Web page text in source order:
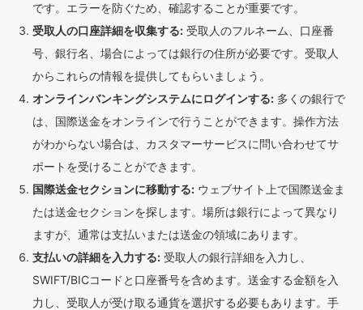
です。エラーを防ぐため、確認することが重要です。
受取人の口座詳細を収集する: 受取人のフルネーム、口座番
号、銀行名、場合によっては銀行の住所が必要です。受取人
からこれらの情報を提供してもらいましょう。
オンラインバンキングシステムにログインする: 多くの銀行で
は、国際送金をオンラインで行うことができます。操作方法
がわからない場合は、カスタマーサービスに問い合わせてサ
ポートを受けることができます。
国際送金セクションに移動する: ウェブサイト上で国際送金ま
たは送金セクションを探します。場所は銀行によって異なり
ますが、通常は支払いまたは送金の領域にあります。
支払いの詳細を入力する: 受取人の銀行詳細を入力し、
SWIFT/BICコードと口座番号を含めます。送金する金額を入
力し、受取人が受け取る通貨を選択する必要もあります。手